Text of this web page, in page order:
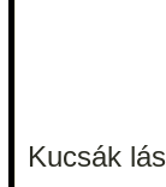
Kucsák